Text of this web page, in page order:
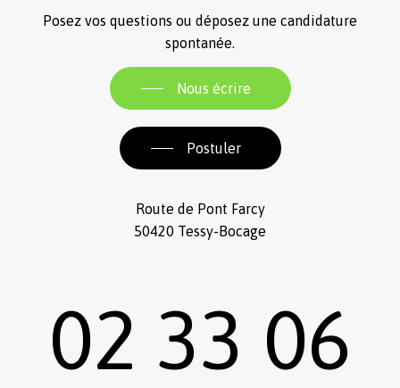
Posez vos questions ou déposez une candidature
spontanée.
Nous écrire
Postuler
Route de Pont Farcy
50420 Tessy-Bocage
02 33 06